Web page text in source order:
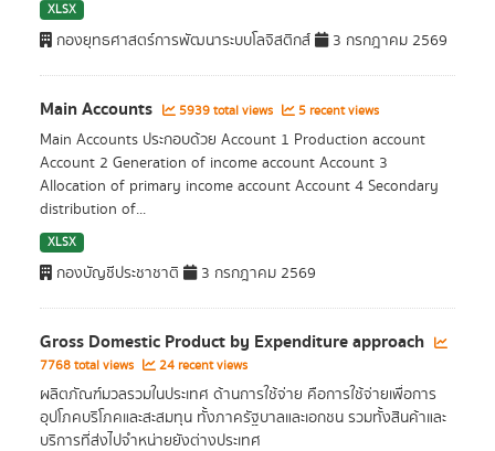
XLSX
กองยุทธศาสตร์การพัฒนาระบบโลจิสติกส์ 3 กรกฎาคม 2569
Main Accounts 5939 total views 5 recent views
Main Accounts ประกอบด้วย Account 1 Production account
Account 2 Generation of income account Account 3
Allocation of primary income account Account 4 Secondary
distribution of...
XLSX
กองบัญชีประชาชาติ 3 กรกฎาคม 2569
Gross Domestic Product by Expenditure approach
7768 total views 24 recent views
ผลิตภัณฑ์มวลรวมในประเทศ ด้านการใช้จ่าย คือการใช้จ่ายเพื่อการ
อุปโภคบริโภคและสะสมทุน ทั้งภาครัฐบาลและเอกชน รวมทั้งสินค้าและ
บริการที่ส่งไปจำหน่ายยังต่างประเทศ